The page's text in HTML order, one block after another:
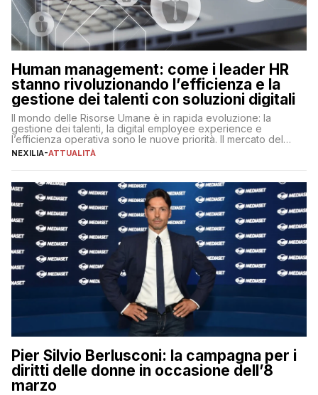
Human management: come i leader HR
stanno rivoluzionando l’efficienza e la
gestione dei talenti con soluzioni digitali
Il mondo delle Risorse Umane è in rapida evoluzione: la
gestione dei talenti, la digital employee experience e
l’efficienza operativa sono le nuove priorità. Il mercato del
lavoro, d’altra parte, è sempre più competitivo con una lotta
NEXILIA-ATTUALITÀ
Pier Silvio Berlusconi: la campagna per i
diritti delle donne in occasione dell’8
marzo